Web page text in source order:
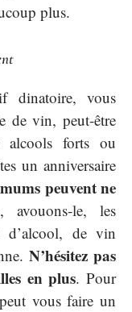
plus.
dinatoire, vous
de vin, peut-être
alcools forts ou
un anniversaire
peuvent ne
le, les
d’alcool, de vin
N’hésitez pas
en plus. Pour
vous faire un